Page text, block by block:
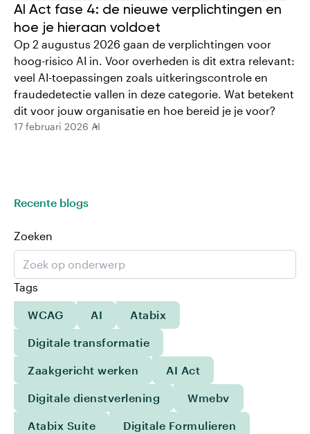
AI Act fase 4: de nieuwe verplichtingen en
hoe je hieraan voldoet
Op 2 augustus 2026 gaan de verplichtingen voor
hoog-risico AI in. Voor overheden is dit extra relevant:
veel AI-toepassingen zoals uitkeringscontrole en
fraudedetectie vallen in deze categorie. Wat betekent
dit voor jouw organisatie en hoe bereid je je voor?
17 februari 2026 AI
Recente blogs
Zoeken
Tags
WCAG AI Atabix
Digitale transformatie
Zaakgericht werken AI Act
Digitale dienstverlening Wmebv
Atabix Suite Digitale Formulieren